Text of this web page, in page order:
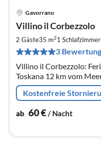
Gavorrano
Villino il Corbezzolo
2 Gäste35 m21
3
Villino il Corbezzolo:
Toskana 12 km vom
Kostenfreie
ab 60€/ Nacht